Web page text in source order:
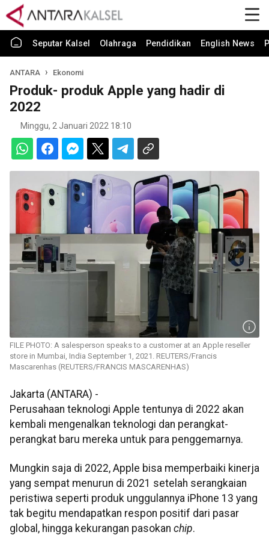
Seputar Kalsel Olahraga Pendidikan English News
ANTARA Ekonomi
Produk- produk Apple yang hadir di
2022
Minggu, 2 Januari 2022 18:10
FILE PHOTO: A salesperson speaks to a customer at an Apple reseller
store in Mumbai, India September 1, 2021. REUTERS/Francis
Mascarenhas (REUTERS/FRANCIS MASCARENHAS)
Jakarta (ANTARA) -
Perusahaan teknologi Apple tentunya di 2022 akan
kembali mengenalkan teknologi dan perangkat-
perangkat baru mereka untuk para penggemarnya.
Mungkin saja di 2022, Apple bisa memperbaiki kinerja
yang sempat menurun di 2021 setelah serangkaian
peristiwa seperti produk unggulannya iPhone 13 yang
tak begitu mendapatkan respon positif dari pasar
global, hingga kekurangan pasokan chip.